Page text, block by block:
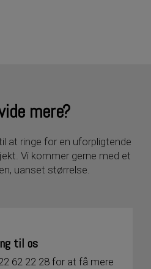
mere?
at ringe for en uforpligtende
Vi kommer gerne med et
uanset størrelse.
til os
62 22 28 for at få mere